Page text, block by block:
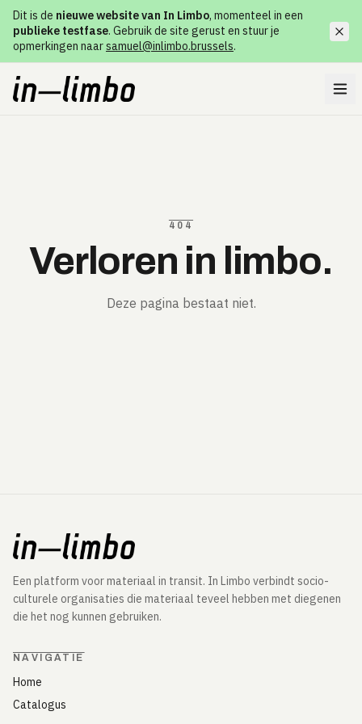
Dit is de nieuwe website van In Limbo, momenteel in een
publieke testfase. Gebruik de site gerust en stuur je
opmerkingen naarsamuel@inlimbo.brussels.
404
Verloren in limbo.
Deze pagina bestaat niet.
Een platform voor materiaal in transit. In Limbo verbindt socio-
culturele organisaties die materiaal teveel hebben met diegenen
die het nog kunnen gebruiken.
NAVIGATIE
Home
Catalogus